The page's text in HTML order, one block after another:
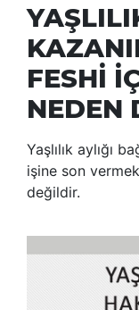
FESHİ
NEDEN
Yaşlılık aylığı
işine son
değildir.